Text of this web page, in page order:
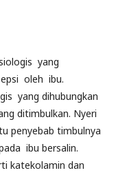
yang
oleh ibu.
yang dihubungkan
ditimbulkan. Nyeri
penyebab timbulnya
ibu bersalin.
katekolamin dan